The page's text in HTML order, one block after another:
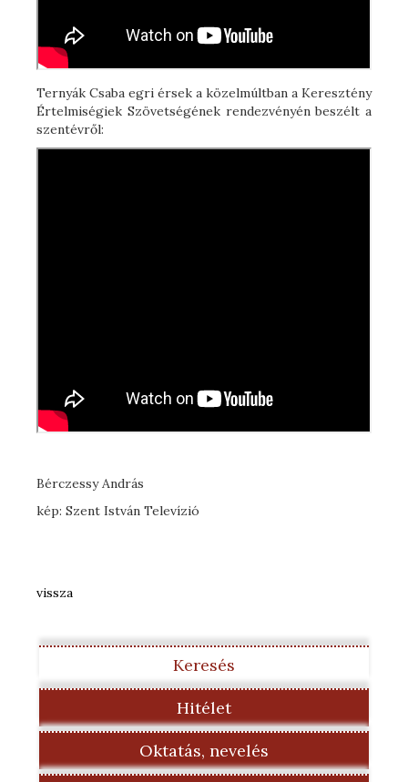
Ternyák Csaba egri érsek a közelmúltban a Keresztény
Értelmiségiek Szövetségének rendezvényén beszélt a
szentévről:
Bérczessy András
kép: Szent István Televízió
vissza
Keresés
Hitélet
Oktatás, nevelés